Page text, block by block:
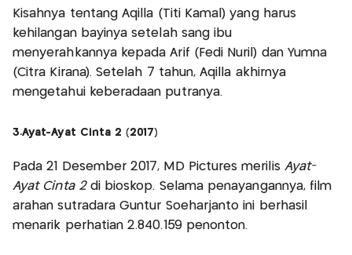
Kisahnya tentang Aqilla (Titi Kamal) yang harus
kehilangan bayinya setelah sang ibu
menyerahkannya kepada Arif (Fedi Nuril) dan Yumna
(Citra Kirana). Setelah 7 tahun, Aqilla akhirnya
mengetahui keberadaan putranya.
3.Ayat-Ayat Cinta 2 (2017)
Pada 21 Desember 2017, MD Pictures merilis Ayat-
Ayat Cinta 2di bioskop. Selama penayangannya, film
arahan sutradara Guntur Soeharjanto ini berhasil
menarik perhatian 2.840.159 penonton.